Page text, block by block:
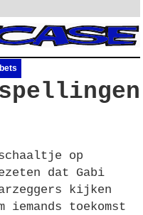
op
dat Gabi
kijken
toekomst